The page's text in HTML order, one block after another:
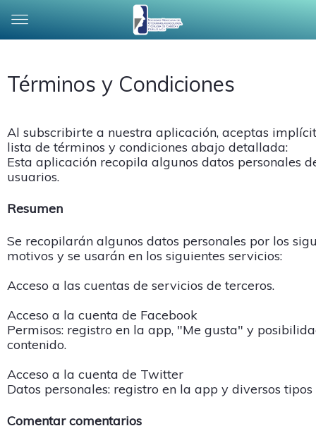
Términos y Condiciones
Al subscribirte a nuestra aplicación, aceptas
lista de términos y condiciones abajo detallada:
Esta aplicación recopila algunos datos personales
usuarios.
Resumen
Se recopilarán algunos datos personales por los
motivos y se usarán en los siguientes servicios:
Acceso a las cuentas de servicios de terceros.
Acceso a la cuenta de Facebook
Permisos: registro en la app, "Me gusta" y
contenido.
Acceso a la cuenta de Twitter
Datos personales: registro en la app y diversos
Comentar comentarios